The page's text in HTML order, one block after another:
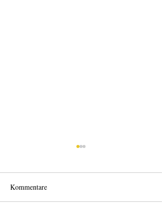
Kommentare